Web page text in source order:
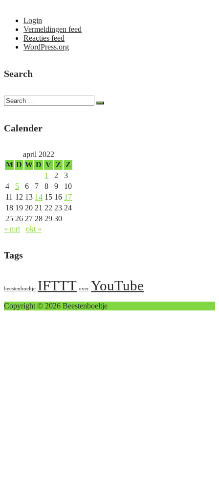
Login
Vermeldingen feed
Reacties feed
WordPress.org
Search
Calender
april 2022
M D W D V Z
Z
1
2
3
4
5 6 7 8 9
10
11 12 13 14 15 16 17
18 19 20 21 22 23 24
25 26 27 28 29 30
« mrt
okt »
Tags
beestenboeltje IFTTT over YouTube
Copyright © 2026 Beestenboeltje